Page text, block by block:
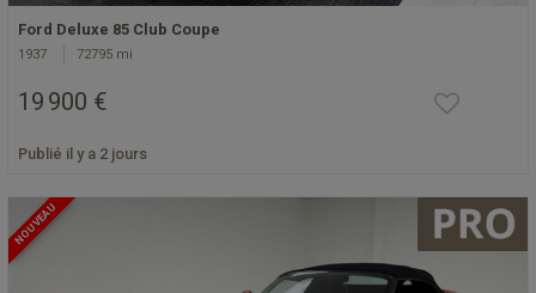
Ford Deluxe 85 Club Coupe
1937 72795 mi
19 900 €
Publié il y a 2 jours
NOUVEAU